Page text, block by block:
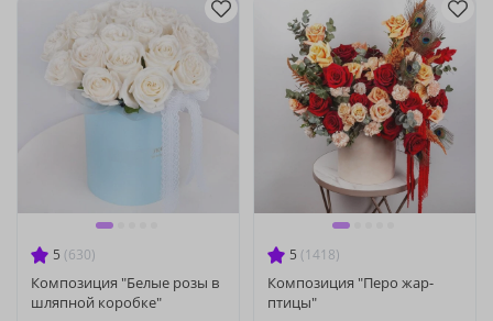
5 (630)
Композиция "Белые розы в
шляпной коробке"
5 (1418)
Композиция "Перо жар-
птицы"